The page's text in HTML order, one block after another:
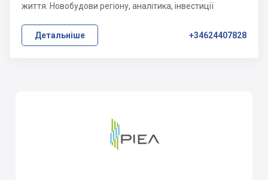
життя. Новобудови регіону, аналітика, інвестиції
Детальніше +34624407828